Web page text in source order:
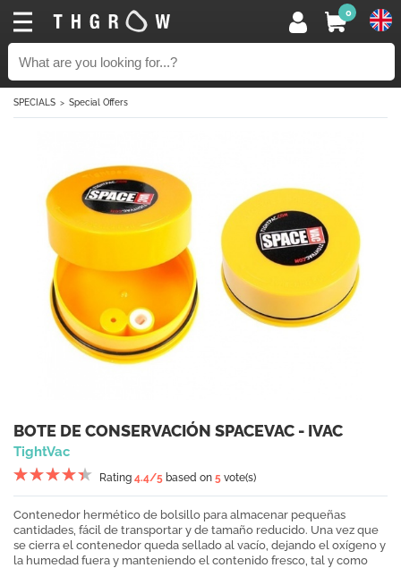
0
SPECIALS Special Offers
BOTE DE CONSERVACIÓN SPACEVAC - IVAC
TightVac
Rating 4.4/5 based on 5 vote(s)
Contenedor hermético de bolsillo para almacenar pequeñas
cantidades, fácil de transportar y de tamaño reducido. Una vez que
se cierra el contenedor queda sellado al vacío, dejando el oxígeno y
la humedad fuera y manteniendo el contenido fresco, tal y como